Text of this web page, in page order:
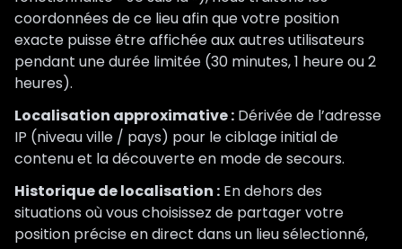
coordonnées de ce lieu afin que votre position
exacte puisse être affichée aux autres utilisateurs
pendant une durée limitée (30 minutes, 1 heure ou 2
heures).
Localisation approximative : Dérivée de l’adresse
IP (niveau ville / pays) pour le ciblage initial de
contenu et la découverte en mode de secours.
Historique de localisation : En dehors des
situations où vous choisissez de partager votre
position précise en direct dans un lieu sélectionné,